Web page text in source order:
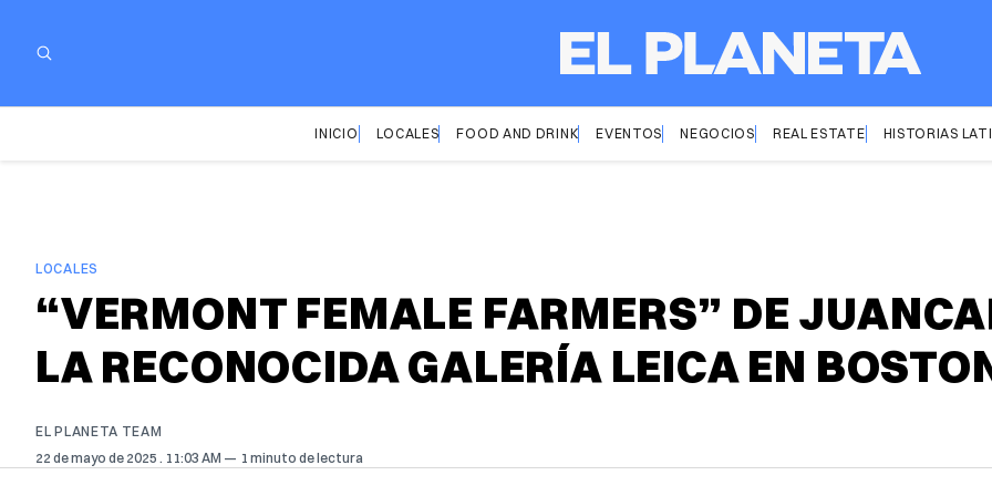
INICIO LOCALES FOOD AND DRINK EVENTOS NEGOCIOS REAL ESTATE HISTORIAS
LOCALES
“VERMONT FEMALE FARMERS” DE
LA RECONOCIDA GALERÍA LEICA EN
EL PLANETA TEAM
22 de mayo de 2025 . 11:03 AM 1 minuto de lectura